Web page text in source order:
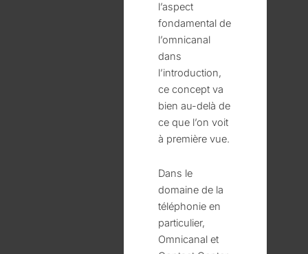
l’aspect
fondamental de
l’omnicanal
dans
l’introduction,
ce concept va
bien au-delà de
ce que l’on voit
à première vue.
Dans le
domaine de la
téléphonie en
particulier,
Omnicanal et